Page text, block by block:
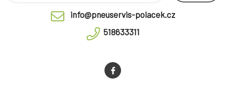
info@pneuservis-polacek.cz
518633311